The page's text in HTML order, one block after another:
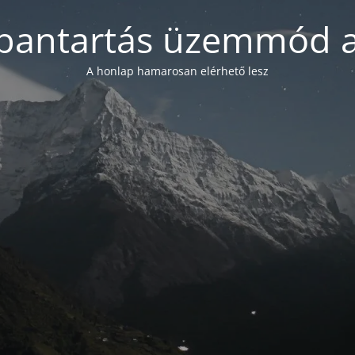
üzemmód
A honlap hamarosan elérhető lesz